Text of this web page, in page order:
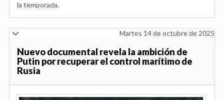
la temporada.
Martes 14 de octubre de 2025
Nuevo documental revela la ambición de
Putin por recuperar el control marítimo de
Rusia